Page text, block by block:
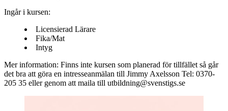
Ingår i kursen:
Licensierad Lärare
Fika/Mat
Intyg
Mer information: Finns inte kursen som planerad för tillfället så går
det bra att göra en intresseanmälan till Jimmy Axelsson Tel: 0370-
205 35 eller genom att maila till utbildning@svenstigs.se